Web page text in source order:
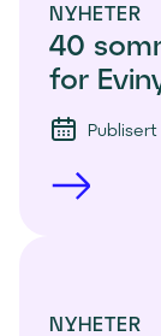
NYHETER
40
for
Publisert
NYHETER